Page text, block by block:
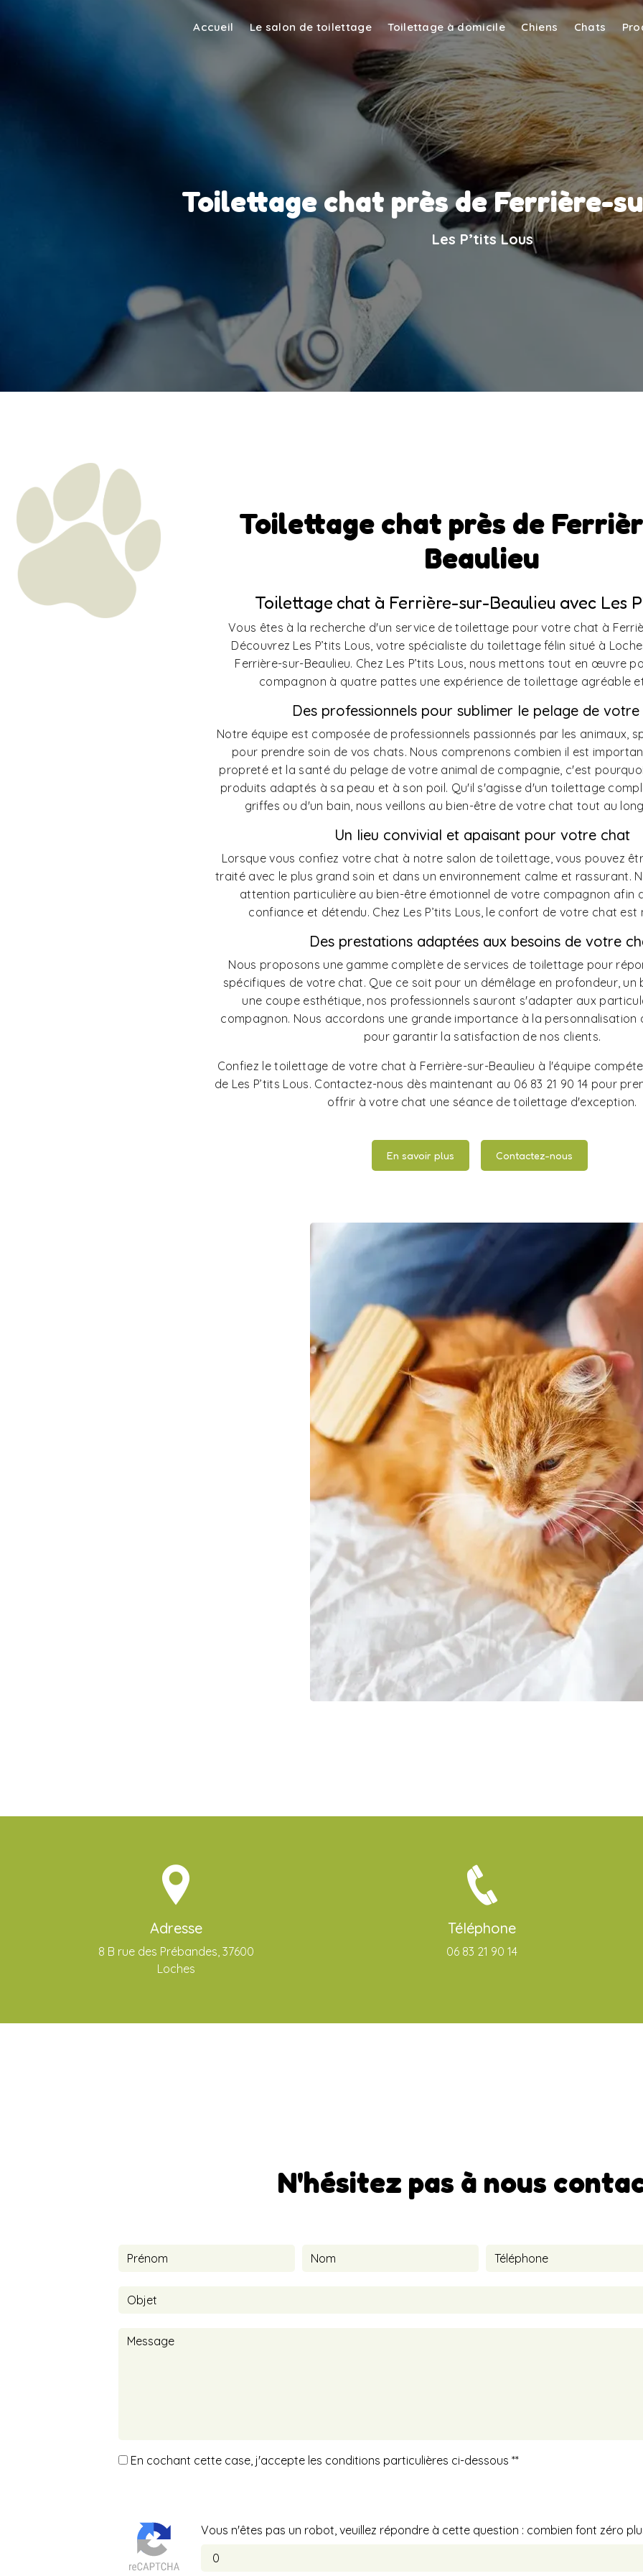
Accueil Le salon de toilettage Toilettage à domicile Chiens Chats
Toilettage chat près de Ferrière-
Les P’tits Lous
Toilettage chat près de
Beaulieu
Toilettage chat à Ferrière-sur-Beaulieu avec Les
Vous êtes à la recherche d'un service de toilettage pour votre chat à
Découvrez Les P’tits Lous, votre spécialiste du toilettage félin situé à
Ferrière-sur-Beaulieu. Chez Les P’tits Lous, nous mettons tout en œuvre
compagnon à quatre pattes une expérience de toilettage agréable
Des professionnels pour sublimer le pelage de
Notre équipe est composée de professionnels passionnés par les animaux,
pour prendre soin de vos chats. Nous comprenons combien il est
propreté et la santé du pelage de votre animal de compagnie, c'est
produits adaptés à sa peau et à son poil. Qu'il s'agisse d'un toilettage
griffes ou d'un bain, nous veillons au bien-être de votre chat tout au
Un lieu convivial et apaisant pour votre chat
Lorsque vous confiez votre chat à notre salon de toilettage, vous pouvez
traité avec le plus grand soin et dans un environnement calme et rassurant.
attention particulière au bien-être émotionnel de votre compagnon afin
confiance et détendu. Chez Les P’tits Lous, le confort de votre chat est
Des prestations adaptées aux besoins de votre
Nous proposons une gamme complète de services de toilettage pour
spécifiques de votre chat. Que ce soit pour un démêlage en profondeur, un
une coupe esthétique, nos professionnels sauront s'adapter aux
compagnon. Nous accordons une grande importance à la personnalisation
pour garantir la satisfaction de nos clients.
Confiez le toilettage de votre chat à Ferrière-sur-Beaulieu à l'équipe
de Les P’tits Lous. Contactez-nous dès maintenant au 06 83 21 90 14 pour
offrir à votre chat une séance de toilettage d'exception.
En savoir plus Contactez-nous
Adresse
8 B rue des Prébandes, 37600
Loches
Téléphone
06 83 21 90 14
N'hésitez pas à nous
En cochant cette case, j'accepte les conditions particulières ci-dessous **
Vous n'êtes pas un robot, veuillez répondre à cette question : combien font zéro